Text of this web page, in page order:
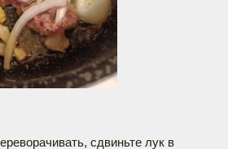
сдвиньте лук в